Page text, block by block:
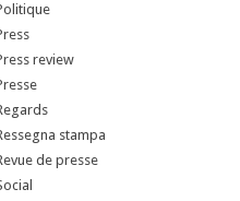
review
stampa
de presse